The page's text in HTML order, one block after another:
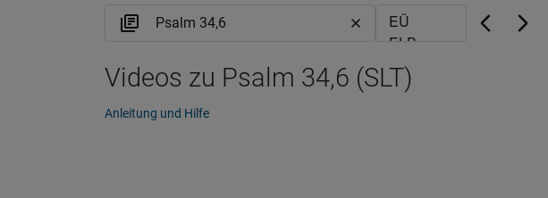
Videos zu Psalm 34,6 (SLT)
Anleitung und Hilfe